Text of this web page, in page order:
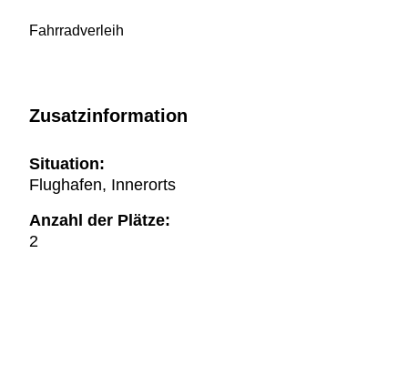
Fahrradverleih
Zusatzinformation
Situation:
Flughafen, Innerorts
Anzahl der Plätze:
2